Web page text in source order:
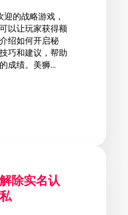
的战略游戏，
以让玩家获得额
绍如何开启秘
巧和建议，帮助
成绩。美狮...
除实名认